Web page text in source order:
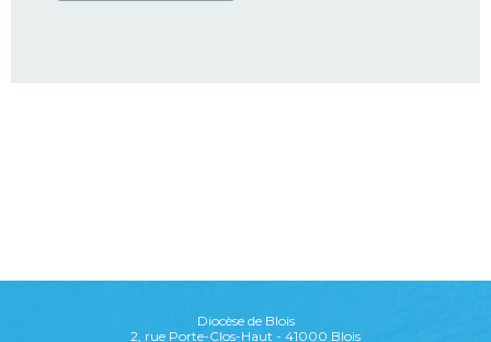
Diocèse de Blois
2, rue Porte-Clos-Haut - 41000 Blois